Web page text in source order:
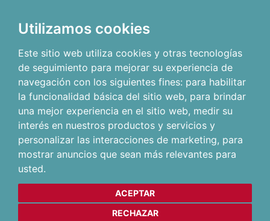
Utilizamos cookies
Este sitio web utiliza cookies y otras tecnologías
de seguimiento para mejorar su experiencia de
navegación con los siguientes fines: para habilitar
la funcionalidad básica del sitio web, para brindar
una mejor experiencia en el sitio web, medir su
interés en nuestros productos y servicios y
personalizar las interacciones de marketing, para
mostrar anuncios que sean más relevantes para
usted.
ACEPTAR
RECHAZAR